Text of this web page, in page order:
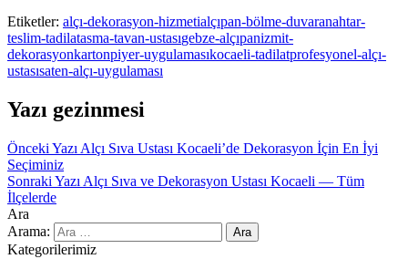
Etiketler: alçı-dekorasyon-hizmetialçıpan-bölme-duvaranahtar-
teslim-tadilatasma-tavan-ustasıgebze-alçıpanizmit-
dekorasyonkartonpiyer-uygulamasıkocaeli-tadilatprofesyonel-alçı-
ustasısaten-alçı-uygulaması
Yazı gezinmesi
Önceki Yazı Alçı Sıva Ustası Kocaeli’de Dekorasyon İçin En İyi
Seçiminiz
Sonraki Yazı Alçı Sıva ve Dekorasyon Ustası Kocaeli — Tüm
İlçelerde
Ara
Arama:
Kategorilerimiz